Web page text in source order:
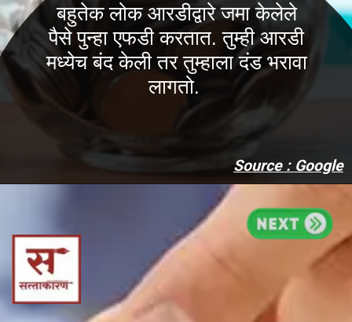
Source : Google
बहुतेक लोक आरडीद्वारे जमा केलेले
पैसे पुन्हा एफडी करतात. तुम्ही आरडी
मध्येच बंद केली तर तुम्हाला दंड भरावा
लागतो.